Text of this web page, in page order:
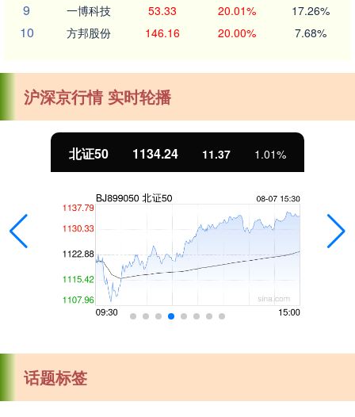
9 一博科技 53.33 20.01% 17.26%
10 方邦股份 146.16 20.00% 7.68%
沪深京行情 实时轮播
北证50 1134.24 11.37 1.01%
话题标签